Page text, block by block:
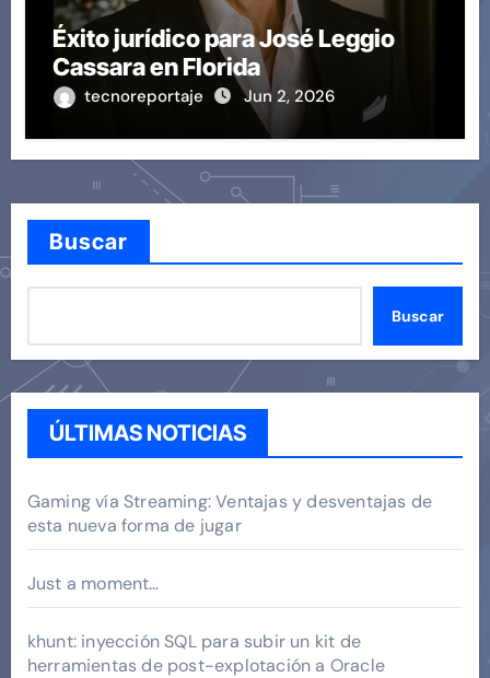
Éxito jurídico para José Leggio
Cassara en Florida
tecnoreportaje Jun 2, 2026
Buscar
Buscar
ÚLTIMAS NOTICIAS
Gaming vía Streaming: Ventajas y desventajas de
esta nueva forma de jugar
Just a moment…
khunt: inyección SQL para subir un kit de
herramientas de post-explotación a Oracle